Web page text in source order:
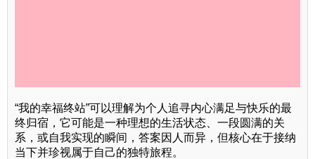
“我的幸福终站”可以理解为个人追寻内心满足与快乐的最
终归宿，它可能是一种理想的生活状态、一段圆满的关
系，或自我实现的瞬间，答案因人而异，但核心在于接纳
当下并珍视属于自己的独特旅程。